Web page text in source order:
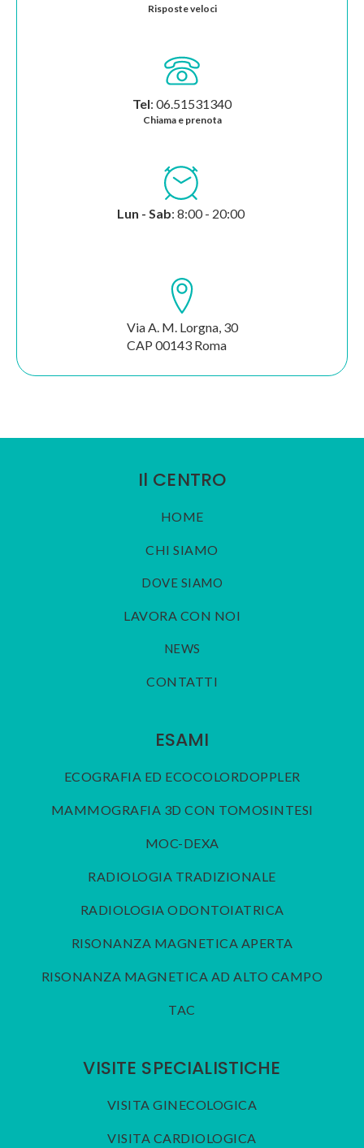
Risposte veloci
Tel: 06.51531340
Chiama e prenota
Lun - Sab: 8:00 - 20:00
Via A. M. Lorgna, 30
CAP 00143 Roma
Il CENTRO
HOME
CHI SIAMO
DOVE SIAMO
LAVORA CON NOI
NEWS
CONTATTI
ESAMI
ECOGRAFIA ED ECOCOLORDOPPLER
MAMMOGRAFIA 3D CON TOMOSINTESI
MOC-DEXA
RADIOLOGIA TRADIZIONALE
RADIOLOGIA ODONTOIATRICA
RISONANZA MAGNETICA APERTA
RISONANZA MAGNETICA AD ALTO CAMPO
TAC
VISITE SPECIALISTICHE
VISITA GINECOLOGICA
VISITA CARDIOLOGICA